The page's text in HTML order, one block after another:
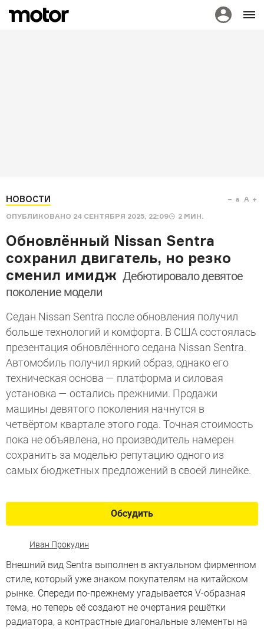
НОВОСТИ
ОПУБЛИКОВАНО 24 СЕНТЯБРЯ 2025, 22:09 2 МИН.
a A
Обновлённый Nissan Sentra
сохранил двигатель, но резко
сменил имидж Дебютировало девятое
поколение модели
Седан Nissan Sentra после обновления получил
больше технологий и комфорта. В США состоялась
презентация обновлённого седана Nissan Sentra.
Автомобиль получил яркий образ, однако его
техническая основа — платформа и силовая
установка — остались прежними. Продажи
машины девятого поколения начнутся в
четвёртом квартале этого года. Точная стоимость
пока не объявлена, но производитель намерен
сохранить за моделью репутацию одного из
самых бюджетных предложений в своей линейке.
Обсудить
Иван Прокудин
Внешний вид Sentra выполнен в актуальном фирменном
стиле, который уже знаком покупателям на китайском
рынке. Спереди по-прежнему угадывается V-образная
тема, но теперь её создают не очертания решётки
радиатора, а контрастные диагональные элементы на